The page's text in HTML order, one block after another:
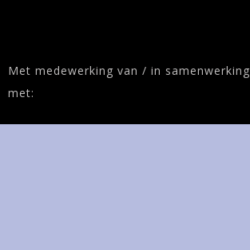
Met medewerking van / in samenwerking
met: